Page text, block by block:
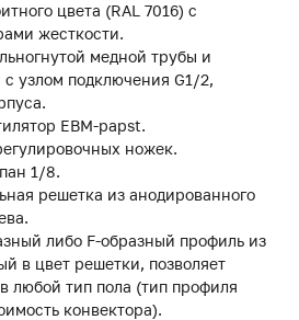
цвета (RAL 7016) с
жесткости.
медной трубы и
узлом подключения G1/2,
EBM-papst.
ножек.
1/8.
решетка из анодированного
либо F-образный профиль из
в цвет решетки, позволяет
любой тип пола (тип профиля
конвектора).